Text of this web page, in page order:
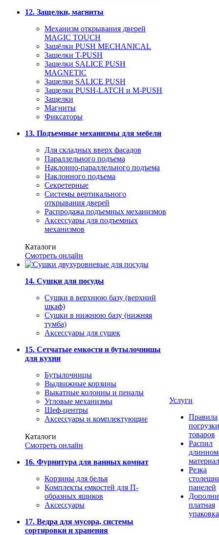
12. Защелки, магниты
Механизм открывания дверей
MAGIC TOUCH
Защёлки PUSH MECHANICAL
Защелки T-PUSH
Защелки SALICE PUSH
MAGNETIC
Защелки SALICE PUSH
Защелки PUSH-LATCH и M-PUSH
Защелки
Магниты
Фиксаторы
13. Подъемные механизмы для мебели
Для складных вверх фасадов
Параллельного подъема
Наклонно-параллельного подъема
Наклонного подъема
Секретерные
Системы вертикального
открывания дверей
Распродажа подъемных механизмов
Аксессуары для подъемных
механизмов
Каталоги
Смотреть онлайн
14. Сушки для посуды
Сушки в верхнюю базу (верхний
шкаф)
Сушки в нижнюю базу (нижняя
тумба)
Аксессуары для сушек
15. Сетчатые емкости и бутылочницы
для кухни
Бутылочницы
Выдвижные корзины
Выкатные колонны и пеналы
Угловые механизмы
Шеф-центры
Аксессуары и комплектующие
Каталоги
Смотреть онлайн
16. Фурнитура для ванных комнат
Корзины для белья
Комплекты емкостей для П-
образных ящиков
Аксессуары
17. Ведра для мусора, системы
сортировки и хранения
Услуги
Правила
погрузки
товаров
Распил
Резка
панелей
платная
упаковка